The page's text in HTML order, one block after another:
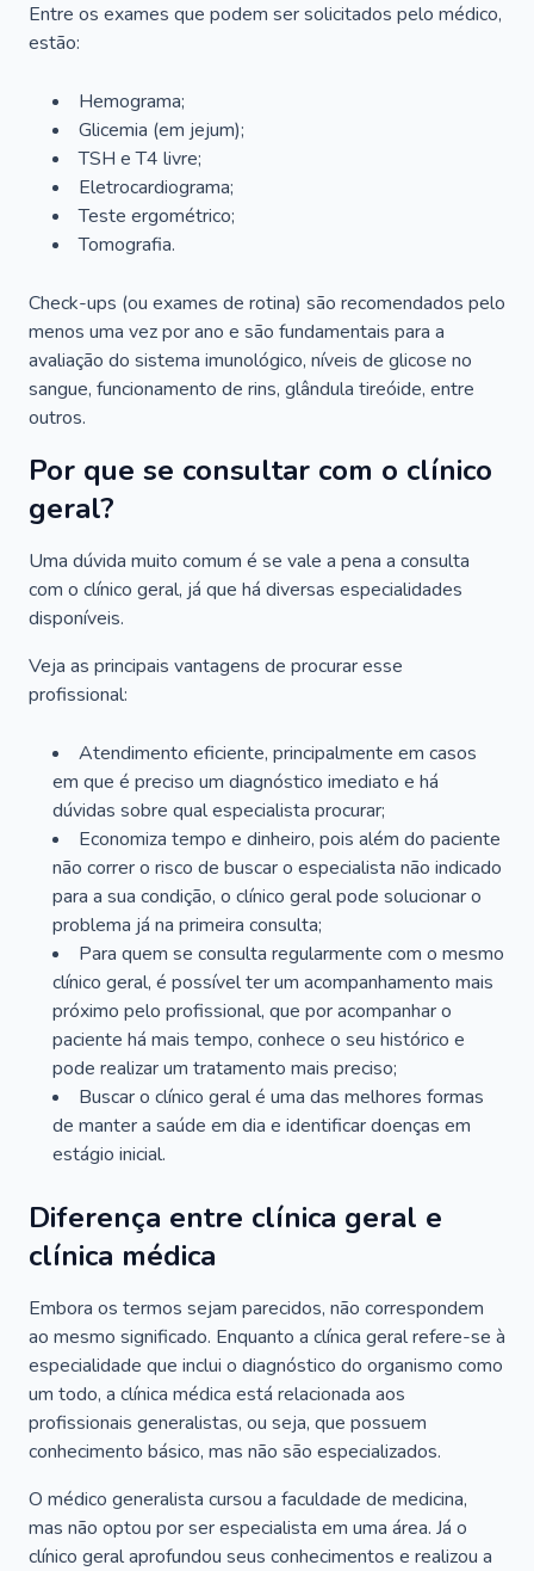
Entre os exames que podem ser solicitados pelo médico,
estão:
Hemograma;
Glicemia (em jejum);
TSH e T4 livre;
Eletrocardiograma;
Teste ergométrico;
Tomografia.
Check-ups (ou exames de rotina) são recomendados pelo
menos uma vez por ano e são fundamentais para a
avaliação do sistema imunológico, níveis de glicose no
sangue, funcionamento de rins, glândula tireóide, entre
outros.
Por que se consultar com o clínico
geral?
Uma dúvida muito comum é se vale a pena a consulta
com o clínico geral, já que há diversas especialidades
disponíveis.
Veja as principais vantagens de procurar esse
profissional:
Atendimento eficiente, principalmente em casos
em que é preciso um diagnóstico imediato e há
dúvidas sobre qual especialista procurar;
Economiza tempo e dinheiro, pois além do paciente
não correr o risco de buscar o especialista não indicado
para a sua condição, o clínico geral pode solucionar o
problema já na primeira consulta;
Para quem se consulta regularmente com o mesmo
clínico geral, é possível ter um acompanhamento mais
próximo pelo profissional, que por acompanhar o
paciente há mais tempo, conhece o seu histórico e
pode realizar um tratamento mais preciso;
Buscar o clínico geral é uma das melhores formas
de manter a saúde em dia e identificar doenças em
estágio inicial.
Diferença entre clínica geral e
clínica médica
Embora os termos sejam parecidos, não correspondem
ao mesmo significado. Enquanto a clínica geral refere-se à
especialidade que inclui o diagnóstico do organismo como
um todo, a clínica médica está relacionada aos
profissionais generalistas, ou seja, que possuem
conhecimento básico, mas não são especializados.
O médico generalista cursou a faculdade de medicina,
mas não optou por ser especialista em uma área. Já o
clínico geral aprofundou seus conhecimentos e realizou a